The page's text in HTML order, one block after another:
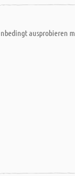
ausprobieren